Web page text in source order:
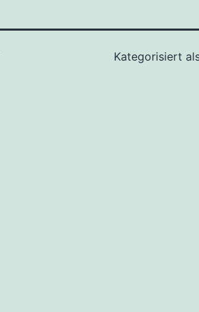
Kategorisiert